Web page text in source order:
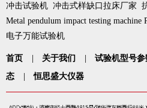
冲击试验机 冲击式样缺口拉床厂家
Metal pendulum impact testing machine
电子万能试验机
首页 关于我们 试验机型号参
态
恒思盛大仪器